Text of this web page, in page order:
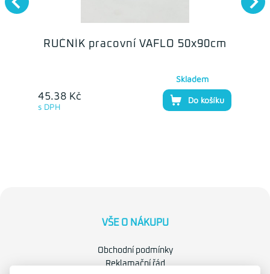
RUČNÍK pracovní VAFLO 50x90cm
45.38 Kč
s DPH
Skladem
Do košíku
VŠE O NÁKUPU
Obchodní podmínky
Reklamační řád